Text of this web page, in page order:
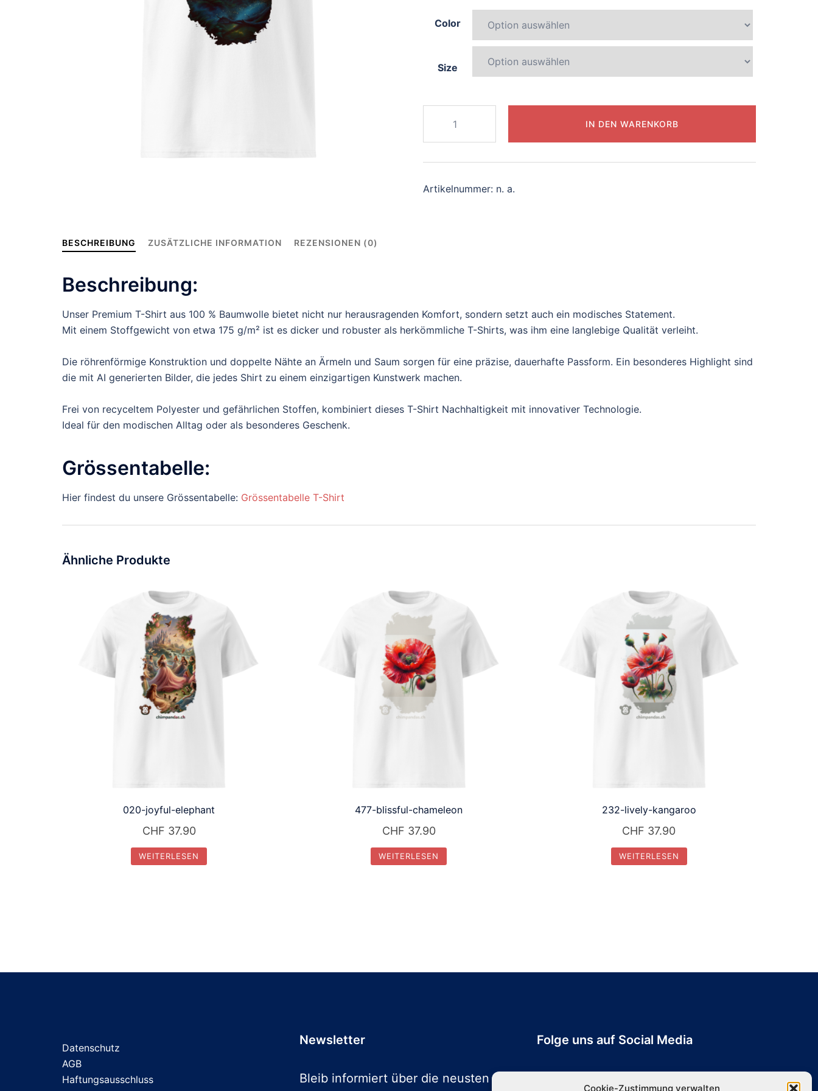
Cookie-Zustimmung verwalten
Color
Size
elegant-
panda
Menge
IN DEN WARENKORB
Artikelnummer: n. a.
BESCHREIBUNG ZUSÄTZLICHE INFORMATION REZENSIONEN (0)
Beschreibung:
Unser Premium T-Shirt aus 100 % Baumwolle bietet nicht nur herausragenden Komfort, sondern setzt auch ein modisches Statement.
Mit einem Stoffgewicht von etwa 175 g/m² ist es dicker und robuster als herkömmliche T-Shirts, was ihm eine langlebige Qualität verleiht.
Die röhrenförmige Konstruktion und doppelte Nähte an Ärmeln und Saum sorgen für eine präzise, dauerhafte Passform. Ein besonderes Highlight sind
die mit AI generierten Bilder, die jedes Shirt zu einem einzigartigen Kunstwerk machen.
Frei von recyceltem Polyester und gefährlichen Stoffen, kombiniert dieses T-Shirt Nachhaltigkeit mit innovativer Technologie.
Ideal für den modischen Alltag oder als besonderes Geschenk.
Grössentabelle:
Hier findest du unsere Grössentabelle: Grössentabelle T-Shirt
Ähnliche Produkte
020-joyful-elephant
CHF 37.90
WEITERLESEN
477-blissful-chameleon
CHF 37.90
WEITERLESEN
232-lively-kangaroo
CHF 37.90
WEITERLESEN
Datenschutz
AGB
Haftungsausschluss
Newsletter
Bleib informiert über die neusten
Folge uns auf Social Media